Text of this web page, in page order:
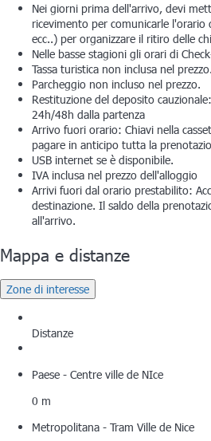
Nei giorni prima dell'arrivo, devi
ricevimento per comunicarle
ecc..) per organizzare il ritiro delle
Nelle basse stagioni gli orari di
Tassa turistica non inclusa nel prezzo.
Parcheggio non incluso nel prezzo.
Restituzione del deposito
24h/48h dalla partenza
Arrivo fuori orario: Chiavi nella
pagare in anticipo tutta la
USB internet se è disponibile.
IVA inclusa nel prezzo dell'alloggio
Arrivi fuori dal orario prestabilito:
destinazione. Il saldo della
all'arrivo.
Mappa e distanze
Zone di interesse
Distanze
Paese - Centre ville de NIce
0 m
Metropolitana - Tram Ville de Nice